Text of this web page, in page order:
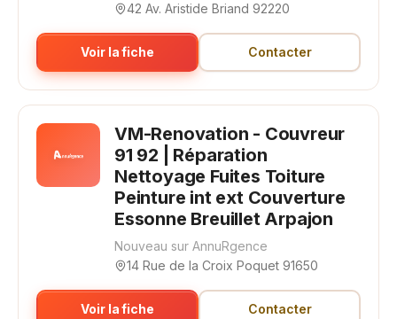
42 Av. Aristide Briand 92220
Voir la fiche Contacter
VM-Renovation - Couvreur
91 92 | Réparation
Nettoyage Fuites Toiture
Peinture int ext Couverture
Essonne Breuillet Arpajon
Nouveau sur AnnuRgence
14 Rue de la Croix Poquet 91650
Voir la fiche Contacter